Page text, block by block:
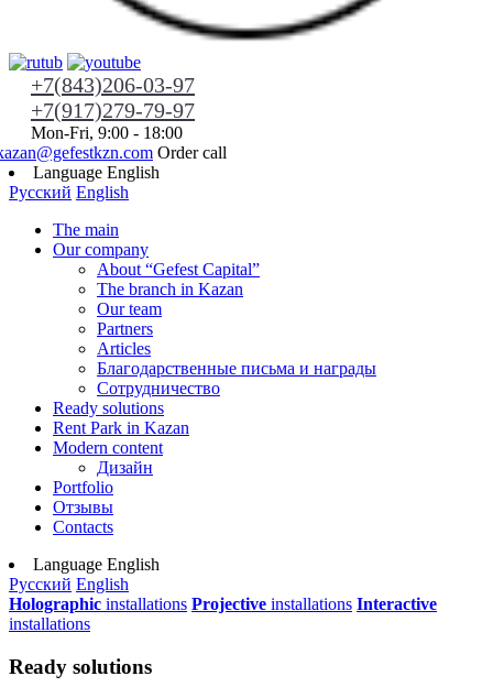
+7(843)206-03-97
+7(917)279-79-97
Mon-Fri, 9:00 - 18:00
Order call
Language English
Русский English
The main
Our company
About “Gefest Capital”
The branch in Kazan
Our team
Partners
Articles
Благодарственные письма и награды
Сотрудничество
Ready solutions
Rent Park in Kazan
Modern content
Дизайн
Portfolio
Отзывы
Contacts
Language English
Русский English
Holographic installations Projective installations Interactive
installations
Ready solutions